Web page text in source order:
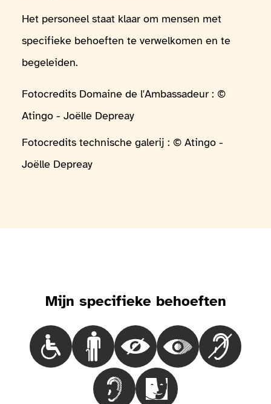
Het personeel staat klaar om mensen met
specifieke behoeften te verwelkomen en te
begeleiden.
Fotocredits Domaine de l'Ambassadeur : ©
Atingo - Joëlle Depreay
Fotocredits technische galerij : © Atingo -
Joëlle Depreay
Mijn specifieke behoeften
Choisir le besoinMensen in een rolstoel
Choisir le besoinMensen met
Choisir le besoinBlinde mensen
Choisir le Choisir le
Choisir le besoinMensen met een
Choisir le besoinMensen